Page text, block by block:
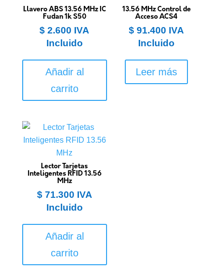
Llavero ABS 13.56 MHz IC
Fudan 1k S50
$ 2.600 IVA
Incluido
Añadir al
carrito
13.56 MHz Control de
Acceso ACS4
$ 91.400 IVA
Incluido
Leer más
Lector Tarjetas
Inteligentes RFID 13.56
MHz
$71.300 IVA
Incluido
Añadir al
carrito